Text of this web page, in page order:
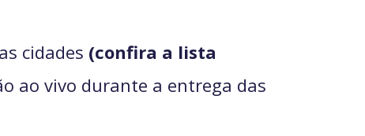
cidades (confira a lista
ao vivo durante a entrega das